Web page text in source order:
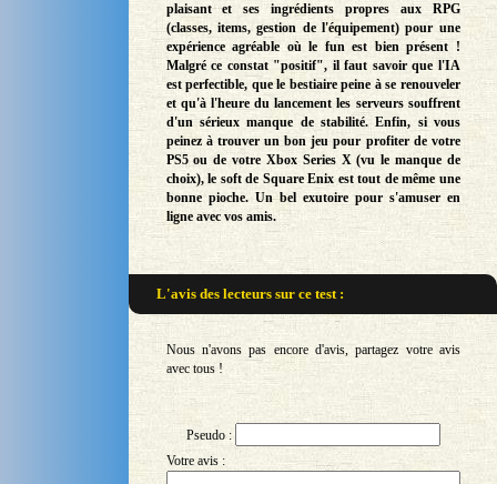
plaisant et ses ingrédients propres aux RPG
(classes, items, gestion de l'équipement) pour une
expérience agréable où le fun est bien présent !
Malgré ce constat "positif", il faut savoir que l'IA
est perfectible, que le bestiaire peine à se renouveler
et qu'à l'heure du lancement les serveurs souffrent
d'un sérieux manque de stabilité. Enfin, si vous
peinez à trouver un bon jeu pour profiter de votre
PS5 ou de votre Xbox Series X (vu le manque de
choix), le soft de Square Enix est tout de même une
bonne pioche. Un bel exutoire pour s'amuser en
ligne avec vos amis.
L'avis des lecteurs surce test :
Nous n'avons pas encore d'avis, partagez votre avis
avec tous !
Pseudo :
Votre avis :